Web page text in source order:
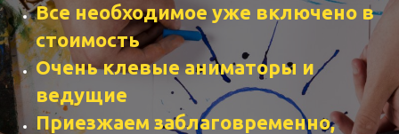
Все необходимое уже включено в
стоимость
Очень клевые аниматоры и
ведущие
Приезжаем заблаговременно,